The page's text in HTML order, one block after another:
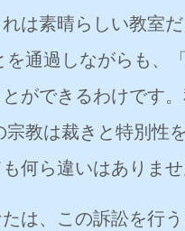
は素晴らしい教室
通過しながらも、
ができるわけです
教は裁きと特別性
何ら違いはありませ
は、この訴訟を行